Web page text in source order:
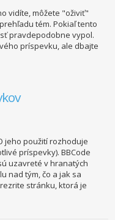
vidíte, môžete "oživiť"
tém. Pokiaľ tento
pravdepodobne vypol.
príspevku, ale dbajte
jeho použití rozhoduje
príspevky). BBCode
uzavreté v hranatých
nad tým, čo a jak sa
stránku, ktorá je